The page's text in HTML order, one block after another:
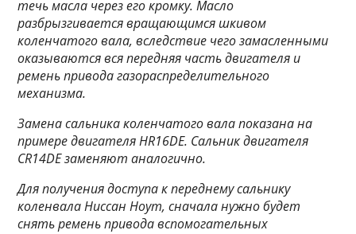
течь масла через его кромку. Масло
разбрызгивается вращающимся шкивом
коленчатого вала, вследствие чего замасленными
оказываются вся передняя часть двигателя и
ремень привода газораспределительного
механизма.
Замена сальника коленчатого вала показана на
примере двигателя HR16DE. Сальник двигателя
СR14DE заменяют аналогично.
Для получения доступа к переднему сальнику
коленвала Ниссан Ноут, сначала нужно будет
снять ремень привода вспомогательных